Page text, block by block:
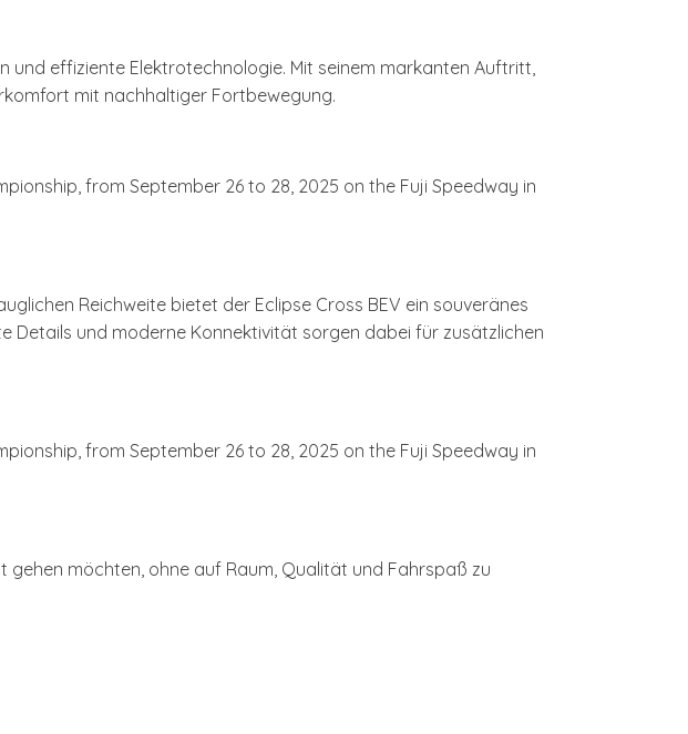
und effiziente Elektrotechnologie. Mit seinem markanten Auftritt,
mit nachhaltiger Fortbewegung.
Reichweite bietet der Eclipse Cross BEV ein souveränes
Details und moderne Konnektivität sorgen dabei für zusätzlichen
gehen möchten, ohne auf Raum, Qualität und Fahrspaß zu